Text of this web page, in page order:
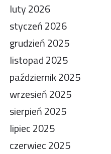
luty 2026
styczeń 2026
grudzień 2025
listopad 2025
październik 2025
wrzesień 2025
sierpień 2025
lipiec 2025
czerwiec 2025